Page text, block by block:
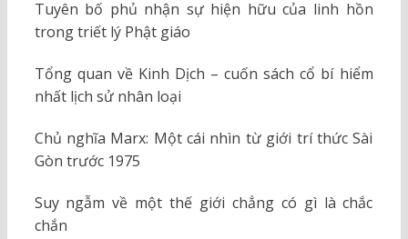
Tuyên bố phủ nhận sự hiện hữu của linh hồn
trong triết lý Phật giáo
Tổng quan về Kinh Dịch – cuốn sách cổ bí hiểm
nhất lịch sử nhân loại
Chủ nghĩa Marx: Một cái nhìn từ giới trí thức Sài
Gòn trước 1975
Suy ngẫm về một thế giới chẳng có gì là chắc
chắn